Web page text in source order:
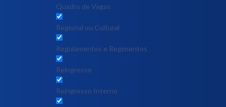
Quadro de Vagas
Regional ou Cultural
Regulamentos e Regimentos
Reingresso
Reingresso Interno